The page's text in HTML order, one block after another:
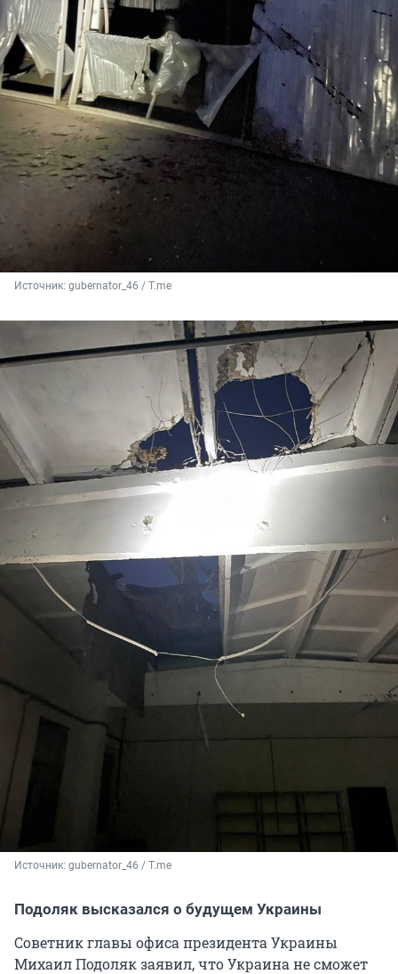
Источник: gubernator_46 / T.me
Источник: gubernator_46 / T.me
Подоляк высказался о будущем Украины
Советник главы офиса президента Украины
Михаил Подоляк заявил, что Украина не сможет